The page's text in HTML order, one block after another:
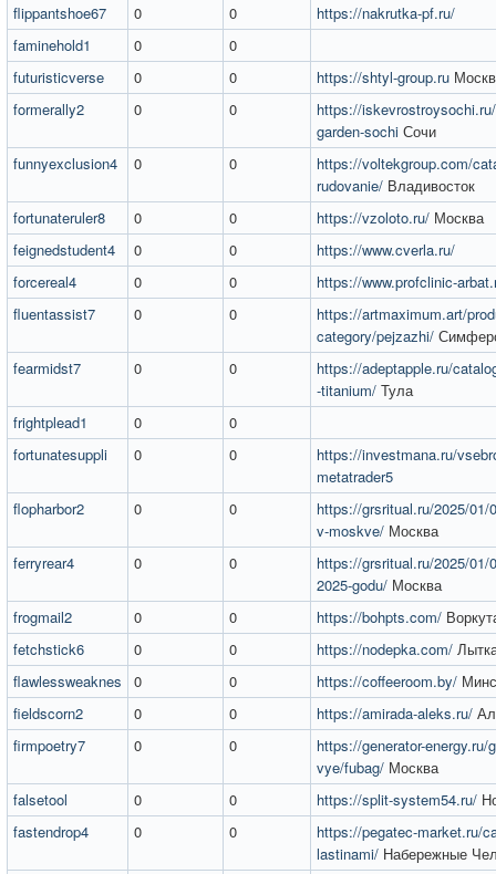
flippantshoe67
0 0
https://nakrutka-pf.ru/
faminehold1
0
0
futuristicverse
0 0 https://shtyl-group.ru
formerally2
0 0
https://
garden-sochi Сочи
funnyexclusion4
0 0
https://voltekgroup.com/
rudovanie/ Владивосток
fortunateruler8
0 0 https://vzoloto.ru/ Москва
feignedstudent4
0 0
https://www.cverla.ru/
forcereal4
0 0
https://www.profclinic-
fluentassist7
0 0
https://artmaximum.art/
category/pejzazhi/
fearmidst7
0 0
https://adeptapple.ru/
-titanium/ Тула
frightplead1
0
0
fortunatesuppli
0 0
https://investmana.ru/
metatrader5
flopharbor2
0 0
https://grsritual.ru/2025/01/
v-moskve/ Москва
ferryrear4
0 0
https://grsritual.ru/2025/
2025-godu/ Москва
frogmail2
0 0 https://bohpts.com/
fetchstick6
0 0 https://nodepka.com/
flawlessweaknes
0 0 https://coffeeroom.by/
fieldscorn2
0 0 https://amirada-aleks.ru/
firmpoetry7
0 0
https://generator-energy.ru/
vye/fubag/ Москва
falsetool
0 0 https://split-system54.ru/
fastendrop4
0 0
https://pegatec-market.ru/
lastinami/ Набережные